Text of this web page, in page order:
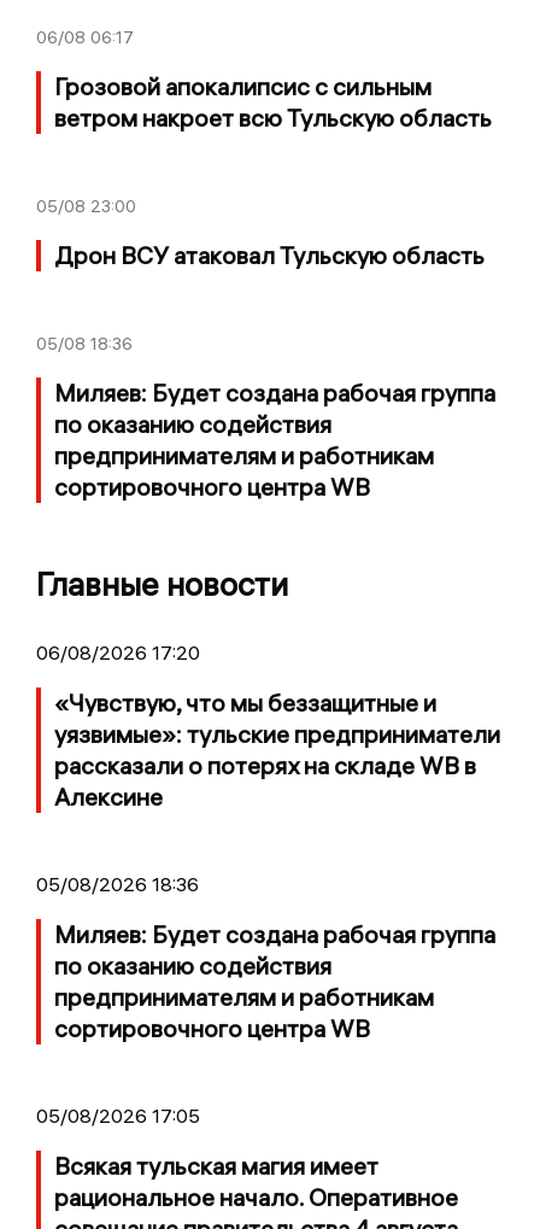
06/08 06:17
Грозовой апокалипсис с сильным
ветром накроет всю Тульскую область
05/08 23:00
Дрон ВСУ атаковал Тульскую область
05/08 18:36
Миляев: Будет создана рабочая группа
по оказанию содействия
предпринимателям и работникам
сортировочного центра WB
Главные новости
06/08/2026 17:20
«Чувствую, что мы беззащитные и
уязвимые»: тульские предприниматели
рассказали о потерях на складе WB в
Алексине
05/08/2026 18:36
Миляев: Будет создана рабочая группа
по оказанию содействия
предпринимателям и работникам
сортировочного центра WB
05/08/2026 17:05
Всякая тульская магия имеет
рациональное начало. Оперативное